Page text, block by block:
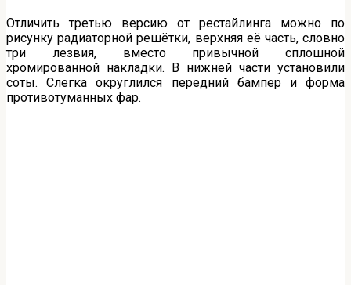
Отличить третью версию от рестайлинга можно по
рисунку радиаторной решётки, верхняя её часть, словно
три лезвия, вместо привычной сплошной
хромированной накладки. В нижней части установили
соты. Слегка округлился передний бампер и форма
противотуманных фар.